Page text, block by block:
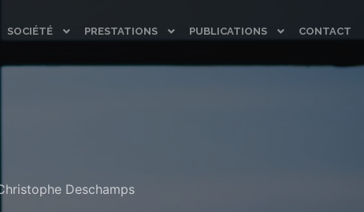
SOCIÉTÉ PRESTATIONS PUBLICATIONS
CONTACT
Deschamps